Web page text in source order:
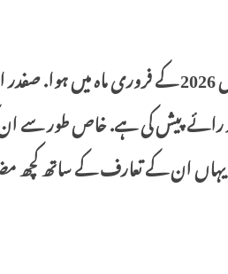
(ادارتی نوٹ : ابوالخیر نشتر بیتیا کے قابل قدر شاعر تھے، ان کا انتقال 2026 کے
پیش کی ہے. خاص طور سے
ان کے تعارف کے ساتھ کچھ